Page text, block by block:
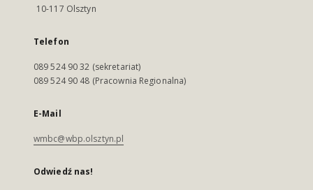
10-117 Olsztyn
Telefon
089 524 90 32 (sekretariat)
089 524 90 48 (Pracownia Regionalna)
E-Mail
wmbc@wbp.olsztyn.pl
Odwiedź nas!